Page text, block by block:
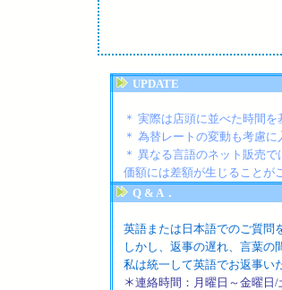
UPDATE
＊ 実際は店頭に並べた時間
＊ 為替レートの変動も考慮
＊ 異なる言語のネット販売
価額には差額が生じることが
Q & A．
英語または日本語でのご質問
しかし、返事の遅れ、言葉の
私は統一して英語でお返事い
＊連絡時間： 月曜日～金曜日 /